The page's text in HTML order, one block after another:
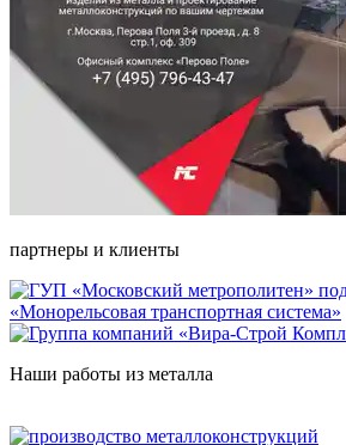
партнеры и клиенты
Наши работы из металла